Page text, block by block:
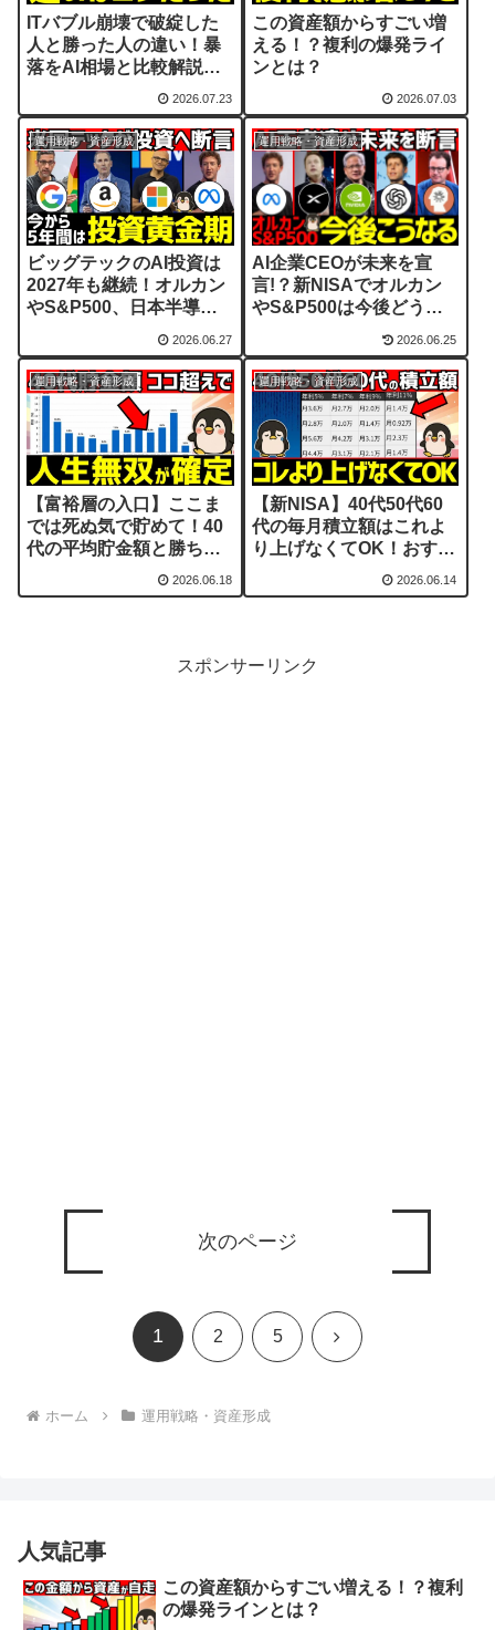
ITバブル崩壊で破綻した
人と勝った人の違い！暴
落をAI相場と比較解説
2026.07.23
この資産額からすごい増
える！？複利の爆発ライ
ンとは？
2026.07.03
運用戦略・資産形成
ビッグテックのAI投資は
2027年も継続！オルカン
やS&P500、日本半導体
2026.06.27
運用戦略・資産形成
AI企業CEOが未来を宣
言!？新NISAでオルカン
やS&P500は今後どうな
2026.06.25
運用戦略・資産形成
【富裕層の入口】ここま
では死ぬ気で貯めて！40
代の平均貯金額と勝ち組
2026.06.18
運用戦略・資産形成
【新NISA】40代50代60
代の毎月積立額はこれよ
り上げなくてOK！おすす
め積立額をシミュレーシ
ョン
2026.06.14
スポンサーリンク
次のページ
1 2 5 次
ホーム 運用戦略・資産形成
人気記事
この資産額からすごい増える！？複利
の爆発ラインとは？